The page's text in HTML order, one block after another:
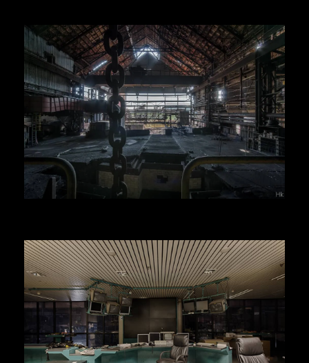
Herr Kolonel
Voir la suite
Herr Kolonel